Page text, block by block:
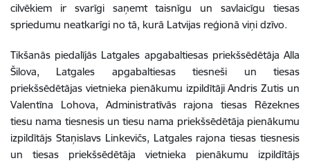
cilvēkiem ir svarīgi saņemt taisnīgu un savlaicīgu tiesas
spriedumu neatkarīgi no tā, kurā Latvijas reģionā viņi dzīvo.
Tikšanās piedalījās Latgales apgabaltiesas priekšsēdētāja Alla
Šilova, Latgales apgabaltiesas tiesneši un tiesas
priekšsēdētājas vietnieka pienākumu izpildītāji Andris Zutis un
Valentīna Lohova, Administratīvās rajona tiesas Rēzeknes
tiesu nama tiesnesis un tiesu nama priekšsēdētāja pienākumu
izpildītājs Staņislavs Linkevičs, Latgales rajona tiesas tiesnesis
un tiesas priekšsēdētāja vietnieka pienākumu izpildītājs